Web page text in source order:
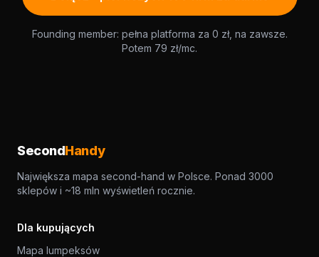
Founding member: pełna platforma za 0 zł, na zawsze.
Potem 79 zł/mc.
SecondHandy
Największa mapa second-hand w Polsce. Ponad 3000
sklepów i ~18 mln wyświetleń rocznie.
Dla kupujących
Mapa lumpeksów